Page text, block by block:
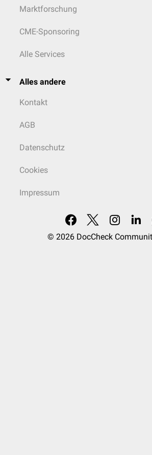
Marktforschung
CME-Sponsoring
Alle Services
Alles andere
Kontakt
AGB
Datenschutz
Cookies
Impressum
© 2026 DocCheck